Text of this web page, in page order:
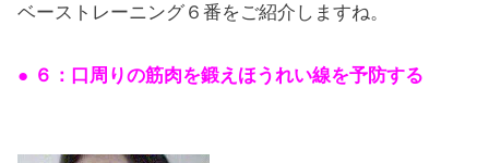
ベーストレーニング６番をご紹介しますね。
● ６：口周りの筋肉を鍛えほうれい線を予防する